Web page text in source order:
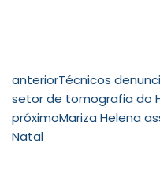
anteriorTécnicos
setor de tomografia do
próximoMariza Helena
Natal